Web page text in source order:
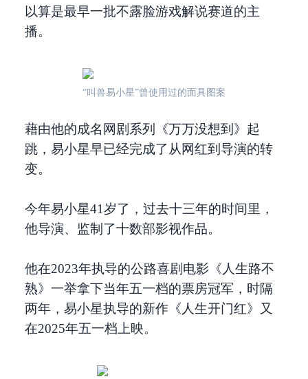
以算是最早一批不露脸游戏解说赛道的主
播。
“叫兽易小星”曾使用过的面具图案
藉由他的成名网剧系列《万万没想到》起
跳，易小星早已经完成了从网红到导演的转
变。
今年易小星41岁了，过去十三年的时间里，
他导演、监制了十数部影视作品。
他在2023年执导的公路喜剧电影《人生路不
熟》一举拿下当年五一档的票房冠军，时隔
两年，易小星执导的新作《人生开门红》又
在2025年五一档上映。